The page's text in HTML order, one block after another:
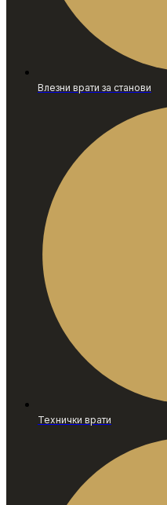
Влезни врати за станови
Технички врати